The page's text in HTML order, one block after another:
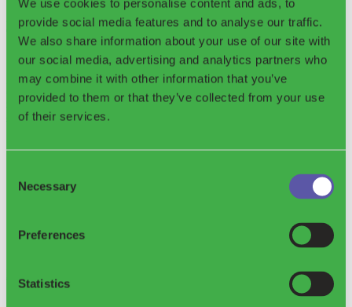
We use cookies to personalise content and ads, to
provide social media features and to analyse our traffic.
We also share information about your use of our site with
our social media, advertising and analytics partners who
may combine it with other information that you’ve
provided to them or that they’ve collected from your use
of their services.
Selection
Necessary
Preferences
Statistics
Resumen de los Sistemas de Depósito y Devolución en Europa
Estado actual de los sistemas SDDR en los países europeos, junto
con las tasas de reciclaje del envasado plástico de bebidas en
aquellos países que ya cuentan con un SDDR operativo.